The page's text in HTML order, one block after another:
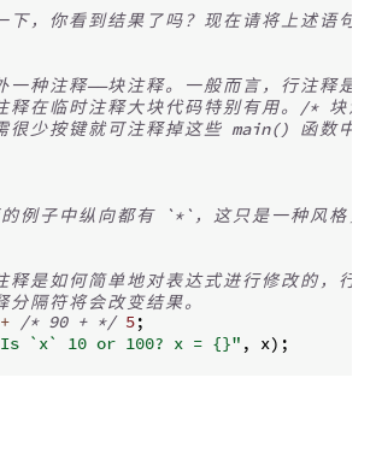
下 ， 你看到结果 了吗 ？ 现在 请将上述 语 句
一种注释——块注释。 一般而 言 ， 行注释是
释在临时注释大块 代码特别 有用。 /* 块注
很 少按键就 可注释掉这些 main() 函 数 中
的 例 子 中纵向都 有 `*` ， 这只是 一种风格
释是如 何简单地对表达式进行 修改的 ， 行
分隔符将 会改 变结果。
+ /* 90 + */ 5;
`x` 10 or 100? x = {}" , x) ;